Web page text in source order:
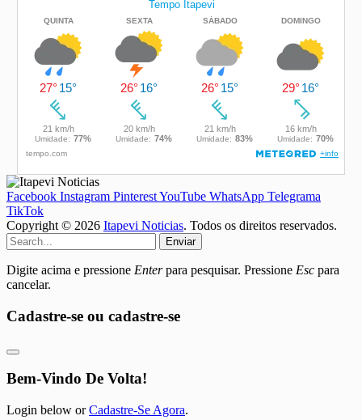
Facebook Instagram PinterestYouTube WhatsApp Telegrama
TikTok
Copyright © 2026 Itapevi Noticias. Todos os direitos reservados.
Enviar
Digite acima e pressione Enterpara pesquisar. Pressione Esc para
cancelar.
Cadastre-se ou cadastre-se
Bem-Vindo De Volta!
Login below orCadastre-Se Agora.